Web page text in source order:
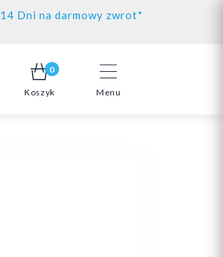
14 Dni na darmowy zwrot*
Menu
0
Koszyk